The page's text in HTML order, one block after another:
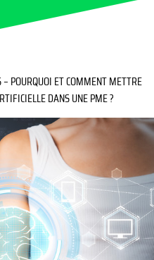
– POURQUOI ET COMMENT METTRE
DANS UNE PME ?